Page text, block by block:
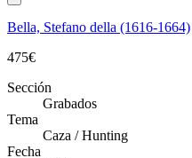
Bella, Stefano della (1616-1664)
475€
Sección
Grabados
Tema
Caza / Hunting
Fecha